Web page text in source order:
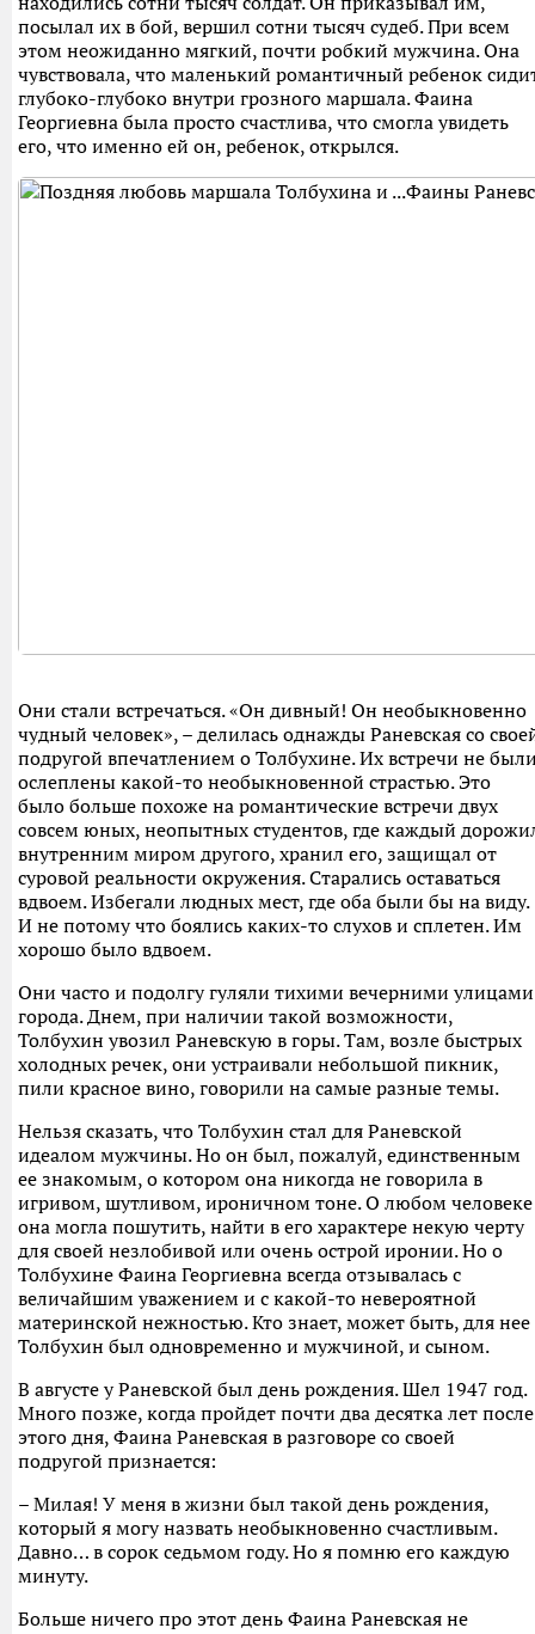
посылал их в бой, вершил сотни тысяч судеб. При всем
этом неожиданно мягкий, почти робкий мужчина. Она
чувствовала, что маленький романтичный ребенок
глубоко-глубоко внутри грозного маршала. Фаина
Георгиевна была просто счастлива, что смогла увидеть
его, что именно ей он, ребенок, открылся.
Они стали встречаться. «Он дивный! Он необыкновенно
чудный человек», – делилась однажды Раневская со
подругой впечатлением о Толбухине. Их встречи не
ослеплены какой-то необыкновенной страстью. Это
было больше похоже на романтические встречи двух
совсем юных, неопытных студентов, где каждый
внутренним миром другого, хранил его, защищал от
суровой реальности окружения. Старались оставаться
вдвоем. Избегали людных мест, где оба были бы на виду.
И не потому что боялись каких-то слухов и сплетен. Им
хорошо было вдвоем.
Они часто и подолгу гуляли тихими вечерними улицами
города. Днем, при наличии такой возможности,
Толбухин увозил Раневскую в горы. Там, возле быстрых
холодных речек, они устраивали небольшой пикник,
пили красное вино, говорили на самые разные темы.
Нельзя сказать, что Толбухин стал для Раневской
идеалом мужчины. Но он был, пожалуй, единственным
ее знакомым, о котором она никогда не говорила в
игривом, шутливом, ироничном тоне. О любом человеке
она могла пошутить, найти в его характере некую черту
для своей незлобивой или очень острой иронии. Но о
Толбухине Фаина Георгиевна всегда отзывалась с
величайшим уважением и с какой-то невероятной
материнской нежностью. Кто знает, может быть, для нее
Толбухин был одновременно и мужчиной, и сыном.
В августе у Раневской был день рождения. Шел 1947 год.
Много позже, когда пройдет почти два десятка лет после
этого дня, Фаина Раневская в разговоре со своей
подругой признается:
– Милая! У меня в жизни был такой день рождения,
который я могу назвать необыкновенно счастливым.
Давно… в сорок седьмом году. Но я помню его каждую
минуту.
Больше ничего про этот день Фаина Раневская не